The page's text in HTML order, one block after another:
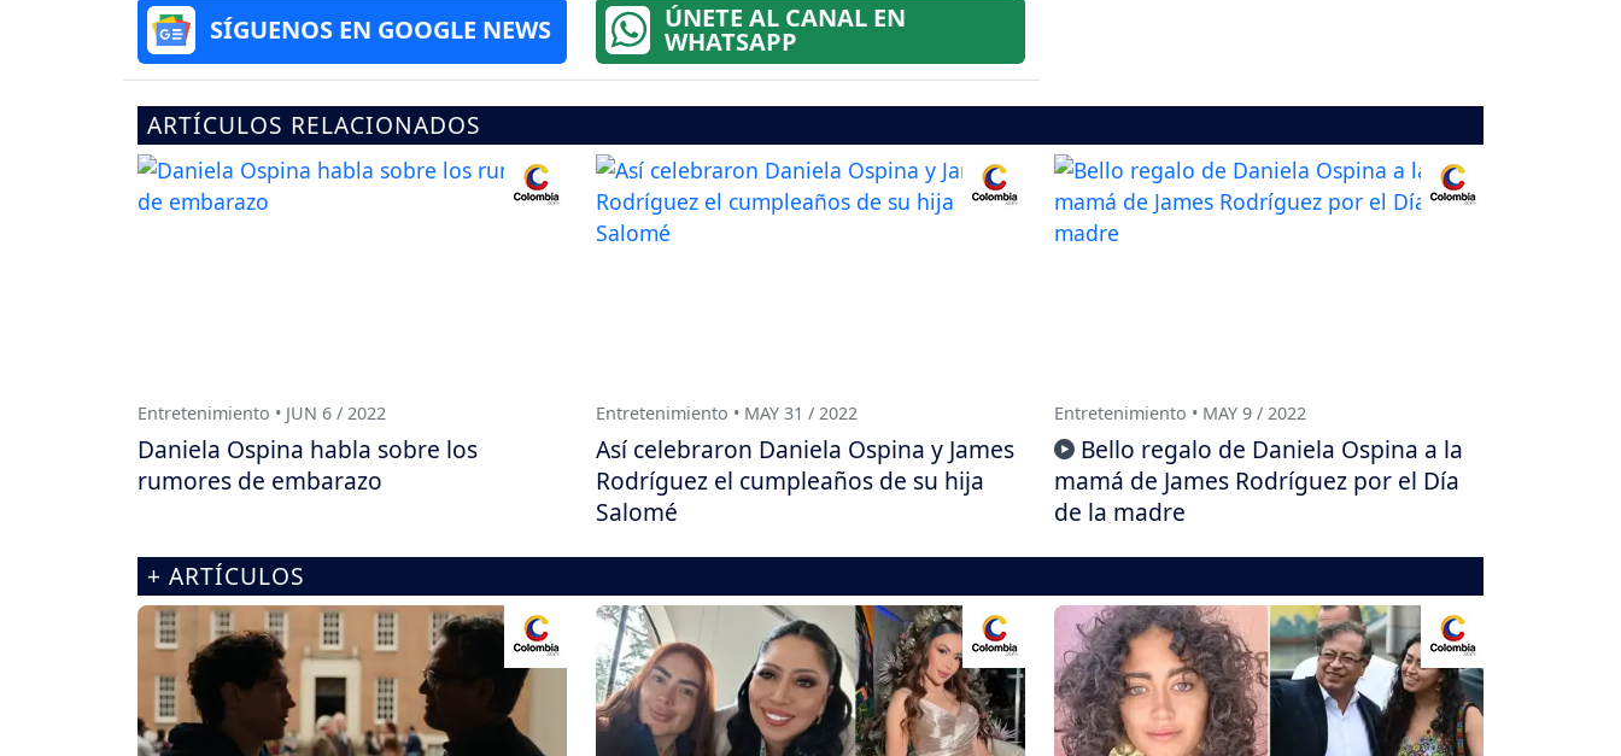
SÍGUENOS EN GOOGLE NEWS ÚNETE AL CANAL EN
WHATSAPP
ARTÍCULOS RELACIONADOS
Entretenimiento • JUN 6 / 2022
Daniela Ospina habla sobre los
rumores de embarazo
Entretenimiento • MAY 31 / 2022
Así celebraron Daniela Ospina y James
Rodríguez el cumpleaños de su hija
Salomé
Entretenimiento • MAY 9 / 2022
Bello regalo de Daniela Ospina a la
mamá de James Rodríguez por el Día
de la madre
+ ARTÍCULOS